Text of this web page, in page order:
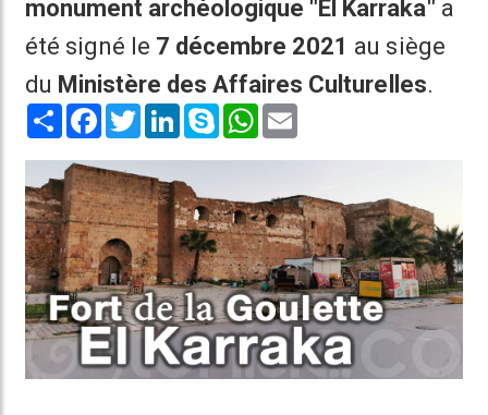
monument archéologique "El Karraka" a
été signé le 7 décembre 2021 au siège
du Ministère des Affaires Culturelles.
Share Facebook
TwitterLinkedInSkype WhatsApp